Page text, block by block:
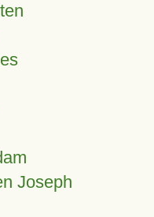
Joseph